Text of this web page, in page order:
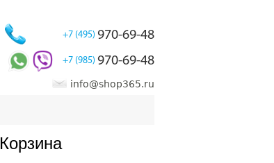
+7 (495) 970-69-48
+7 (985) 970-69-48
info@shop365.ru
Корзина